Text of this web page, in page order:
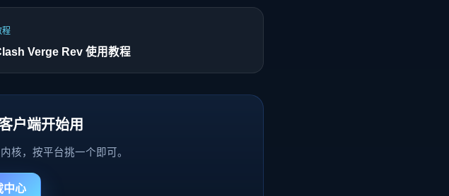
程
Verge Rev 使用教程
户端开始用
核，按平台挑一个即可。
中心